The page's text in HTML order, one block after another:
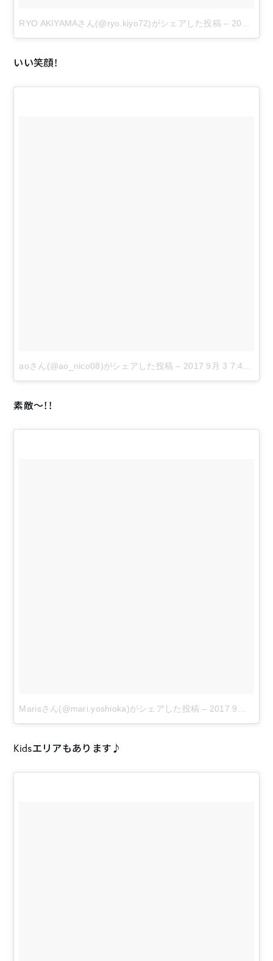
RYO AKIYAMAさん(@ryo.kiyo72)がシェアした投稿 – 2017 9月 4 6:42午前 PDT
いい笑顔！
aoさん(@ao_nico08)がシェアした投稿 – 2017 9月 3 7:44午後 PDT
素敵〜！！
Marisさん(@mari.yoshioka)がシェアした投稿 – 2017 9月 3 7:15午後 PDT
Kidsエリアもあります♪